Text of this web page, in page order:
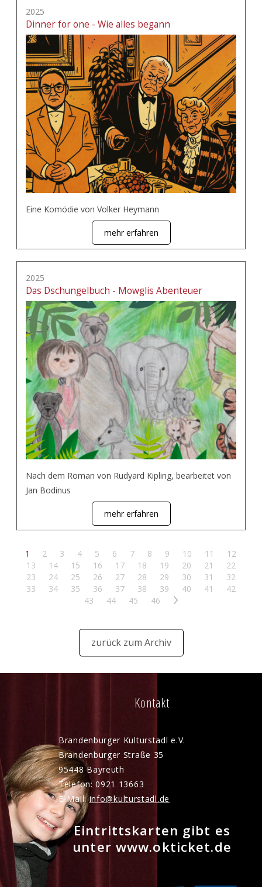
2025
Dinner for one - Wie alles begann
Eine Komödie von Volker Heymann
mehr erfahren
2025
Das Dschungelbuch - Mowglis Abenteuer
Nach dem Roman von Rudyard Kipling, bearbeitet von
Jan Bodinus
mehr erfahren
1 2 3 4 5 6 7 8 9 10 11
12
13
14 15 16 17 18 19 20 21
22
23
24 25 26 27 28 29 30 31
32
33
34 35 36 37 38 39 40 41
42
43
44 45 46 >
zurück zum Archiv
Kontakt
Brandenburger Kulturstadl e.V.
Brandenburger Straße 35
95448 Bayreuth
Telefon: 0921 13663
E-Mail:nf k lt rst dl d
Eintrittskarten gibt es
unter www.okticket.de